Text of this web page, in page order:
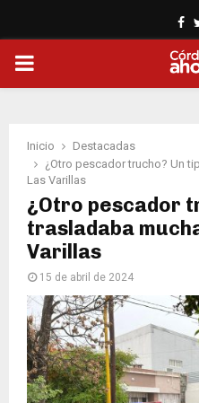
PRIMARY
Inicio
Destacadas
¿Otro pescador trucho? Un
Las Varillas
¿Otro pescador
trasladaba
Varillas
15 de abril de 2024